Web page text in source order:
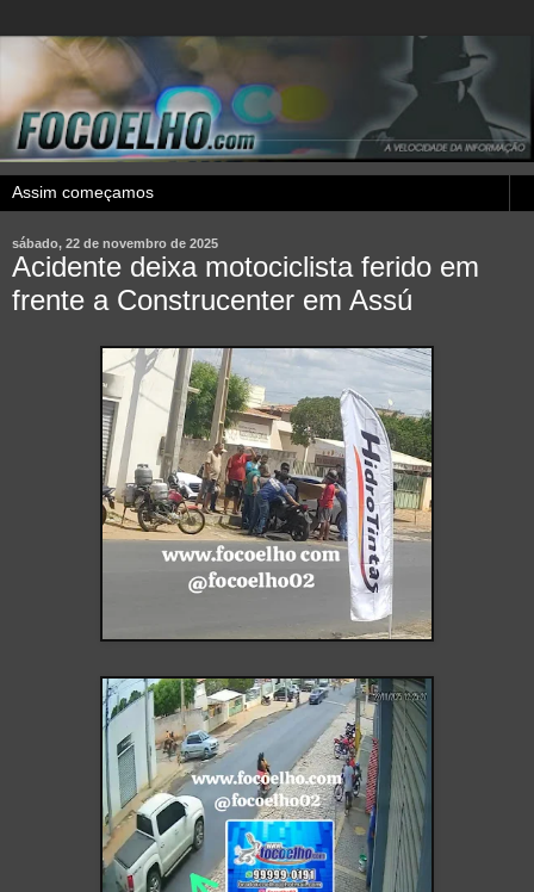
sábado, 22 de novembro de 2025
Acidente deixa motociclista ferido em
frente a Construcenter em Assú